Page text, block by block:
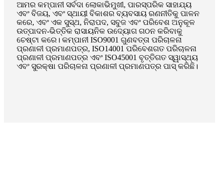
ଆମର କମ୍ପାନୀ ସର୍ବଦା ଲୋକାଭିମୁଖୀ, ପାରସ୍ପରିକ ସାହାଯ୍ୟ
ଏବଂ ବିଜୟ, ଏବଂ ସ୍ଥାୟୀ ବିକାଶର ବ୍ୟବସାୟ ରଣନୀତିକୁ ପାଳନ
କରେ, ଏବଂ ଏକ ସୁସ୍ଥ, ନିରାପଦ, ସବୁଜ ଏବଂ ପରିବେଶ ଅନୁକୂଳ
ଉତ୍ପାଦନ-ଭିତ୍ତିକ ରାସାୟନିକ ଉଦ୍ୟୋଗ ଗଠନ କରିବାକୁ
ଚେଷ୍ଟା କରେ। କମ୍ପାନୀ ISO9001 ଗୁଣବତ୍ତା ପରିଚାଳନା
ପ୍ରଣାଳୀ ପ୍ରମାଣପତ୍ର, ISO14001 ପରିବେଶଗତ ପରିଚାଳନା
ପ୍ରଣାଳୀ ପ୍ରମାଣପତ୍ର ଏବଂ ISO45001 ବୃତ୍ତିଗତ ସ୍ୱାସ୍ଥ୍ୟ
ଏବଂ ସୁରକ୍ଷା ପରିଚାଳନା ପ୍ରଣାଳୀ ପ୍ରମାଣପତ୍ର ପାସ୍ କରିଛି।